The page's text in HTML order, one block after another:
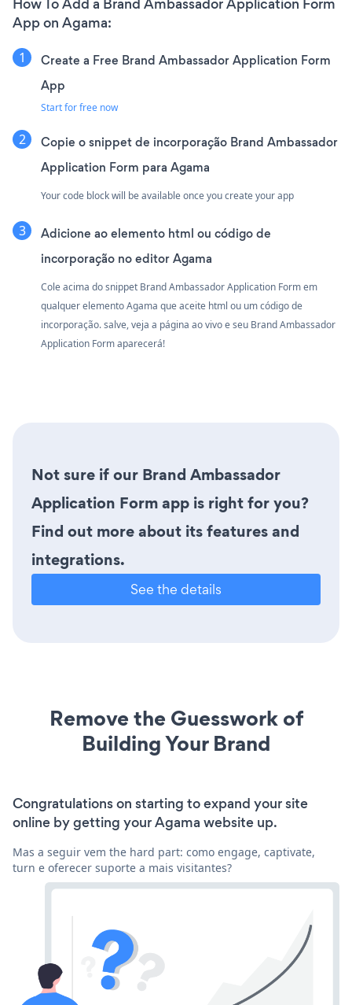
App on Agama:
Create a Free Brand Ambassador Application Form
App
Start for free now
Copie o snippet de incorporação Brand Ambassador
Application Form para Agama
Your code block will be available once you create your app
Adicione ao elemento html ou código de
incorporação no editor Agama
Cole acima do snippet Brand Ambassador Application Form em
qualquer elemento Agama que aceite html ou um código de
incorporação. salve, veja a página ao vivo e seu Brand Ambassador
Application Form aparecerá!
Not sure if our Brand Ambassador
Application Form app is right for you?
Find out more about its features and
integrations.
See the details
Remove the Guesswork of
Building Your Brand
Congratulations on starting to expand your site
online by getting your Agama website up.
Mas a seguir vem the hard part: como engage, captivate,
turn e oferecer suporte a mais visitantes?